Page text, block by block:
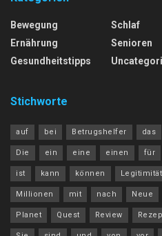
Bewegung
Ernährung
Gesundheitstipps
Schlaf
Senioren
Stichworte
auf bei Betrugshelfer das
Die ein eine einen für
ist kann können
Millionen mit nach Neue
Planet Quest Review